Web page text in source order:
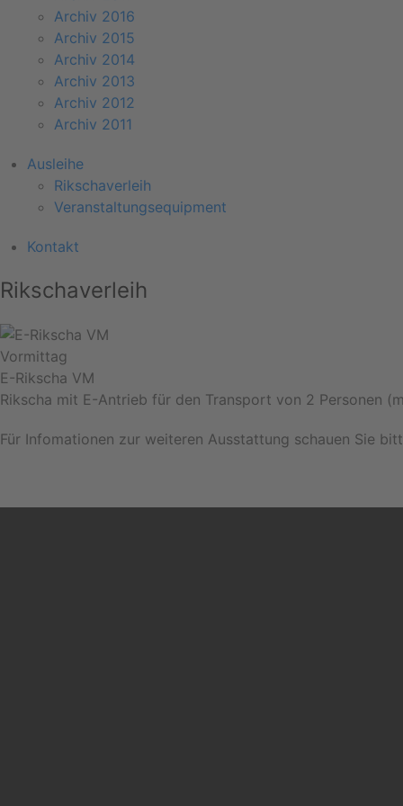
Archiv 2016
Archiv 2015
Archiv 2014
Archiv 2013
Archiv 2012
Archiv 2011
Ausleihe
Rikschaverleih
Veranstaltungsequipment
Kontakt
Rikschaverleih
Vormittag
E-Rikscha VM
Rikscha mit E-Antrieb für den Transport von 2 Personen
Für Infomationen zur weiteren Ausstattung schauen Sie